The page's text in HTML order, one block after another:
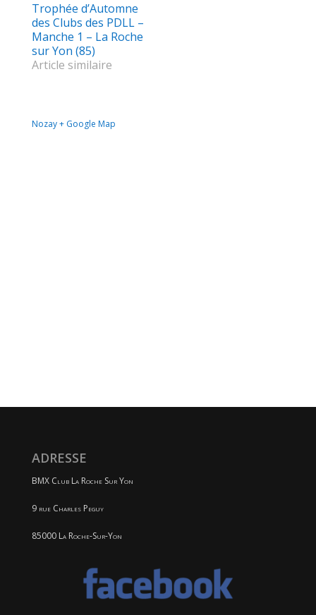
Trophée d’Automne
des Clubs des PDLL –
Manche 1 – La Roche
sur Yon (85)
Article similaire
Nozay+ Google Map
ADRESSE
BMX Club La Roche Sur Yon
9 rue Charles Peguy
85000 La Roche-Sur-Yon